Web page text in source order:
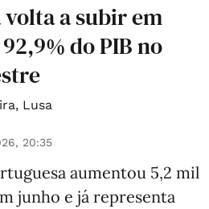
a subir em
do PIB no
, Lusa
20:35
aumentou 5,2 mil
junho e já representa